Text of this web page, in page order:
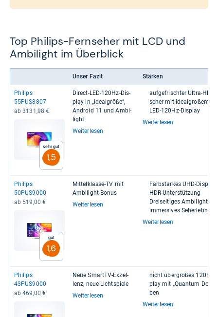
Top Philips-Fernseher mit LCD und
Ambilight im Überblick
Unser Fazit Stärken
Phi­lips
55PUS8807
ab 3131,98 €
Sehr gut
1,5
Direct-​LED-​120Hz-​Dis­
play in „Ide­al­größe“,
Android 11 und Ambi­
light
Weiterlesen
auf­ge­frisch­ter Ultra-​​HD-​​
se­her mit ide­al­großem
LED-​​120Hz-​​Dis­play
Weiterlesen
Phi­lips
50PUS9000
ab 519,00 €
Gut
1,6
Mit­tel­klasse-​TV mit
Ambi­light-​Bonus
Weiterlesen
Farb­star­kes UHD-​​
HDR-​​Unter­stüt­zung
Drei­sei­ti­ges Ambi­light für
immer­si­ves Seher­leb­nis
Weiterlesen
Phi­lips
43PUS9000
ab 469,00 €
Neue SmartTV-​Exzel­
lenz, neue Licht­spiele
Weiterlesen
nicht über­großes 120Hz-​​
play mit „Quan­tum
ben
Weiterlesen